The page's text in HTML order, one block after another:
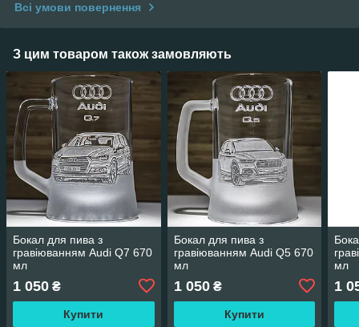
Всі умови повернення
З цим товаром також замовляють
Бокал для пива з
гравіюванням Audi Q7 670
мл
1 050 ₴
Купити
Бокал для пива з
гравіюванням Audi Q5 670
мл
1 050₴
Купити
мл
1